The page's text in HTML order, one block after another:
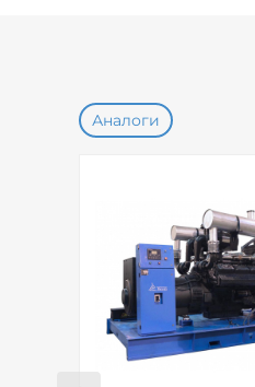
Аналоги